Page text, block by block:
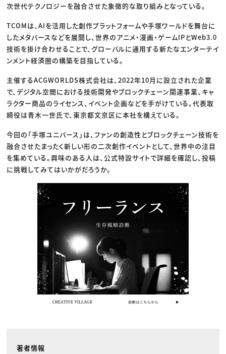
次世代テクノロジーを融合させた象徴的な取り組みとなっている。
TCOMは、AIを活用した創作プラットフォームや手塚ワールドを舞台に
したメタバースなどを展開し、世界のアニメ・漫画・ゲームIPとWeb3.0
技術を掛け合わせることで、グローバルに通用する新たなエンターテイ
ンメント経済圏の構築を目指している。
主催するACGWORLDS株式会社は、2022年10月に設立された企業
で、デジタル空間における技術開発やブロックチェーン関連事業、キャ
ラクター商品のライセンス、イベント企画などを手がけている。代表取
締役は青木一世氏で、東京都文京区に本社を構えている。
今回の「手塚ユニバース」は、ファンの創造性とブロックチェーン技術を
融合させたまったく新しい形の二次創作イベントとして、世界中の注目
を集めている。興味のある人は、公式特設サイトで詳細を確認し、投稿
に挑戦してみてはいかがだろうか。
著者情報